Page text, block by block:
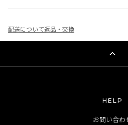
配送について返品・交換
HELP
お問い合わ